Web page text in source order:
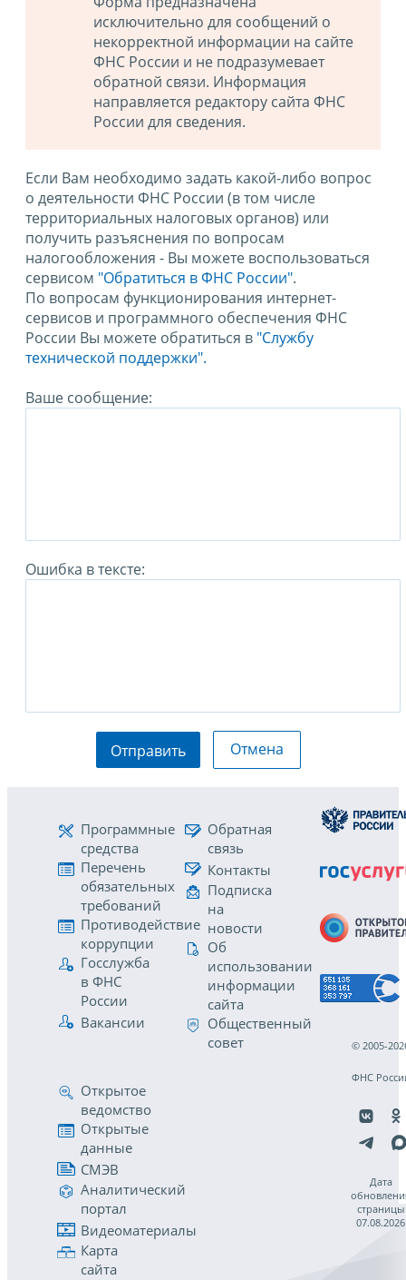
исключительно для сообщений о
некорректной информации на сайте
ФНС России и не подразумевает
обратной связи. Информация
направляется редактору сайта ФНС
России для сведения.
Если Вам необходимо задать какой-либо вопрос
о деятельности ФНС России (в том числе
территориальных налоговых органов) или
получить разъяснения по вопросам
налогообложения - Вы можете воспользоваться
сервисом "Обратиться в ФНС России".
По вопросам функционирования интернет-
сервисов и программного обеспечения ФНС
России Вы можете обратиться в "Службу
технической поддержки".
Ваше сообщение:
Ошибка в тексте:
Отправить Отмена
Программные
средства
Перечень
обязательных
требований
Противодействие
коррупции
Госслужба
в ФНС
России
Вакансии
Обратная
связь
Контакты
Подписка
на
новости
Об
использовании
информации
сайта
Общественный
совет
Открытое
ведомство
Открытые
данные
СМЭВ
Аналитический
портал
Видеоматериалы
Карта
сайта
© 2005-
ФНС
Дата
страницы
07.08.2026